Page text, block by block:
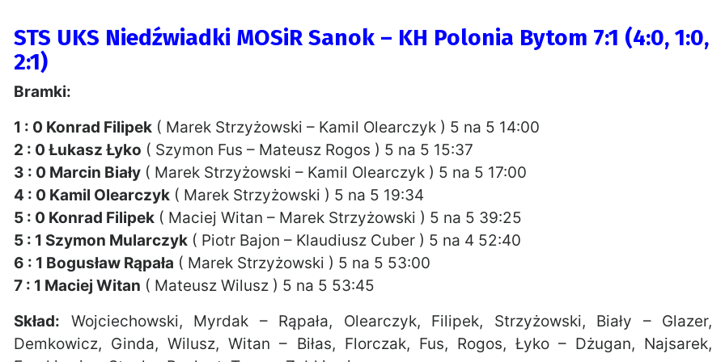
STS UKS Niedźwiadki MOSiR Sanok – KH Polonia Bytom 7:1 (4:0, 1:0,
2:1)
Bramki:
1 : 0 Konrad Filipek ( Marek Strzyżowski – Kamil Olearczyk ) 5 na 5 14:00
2 : 0 Łukasz Łyko ( Szymon Fus – Mateusz Rogos ) 5 na 5 15:37
3 : 0 Marcin Biały ( Marek Strzyżowski – Kamil Olearczyk ) 5 na 5 17:00
4 : 0 Kamil Olearczyk ( Marek Strzyżowski ) 5 na 5 19:34
5 : 0 Konrad Filipek ( Maciej Witan – Marek Strzyżowski ) 5 na 5 39:25
5 : 1 Szymon Mularczyk ( Piotr Bajon – Klaudiusz Cuber ) 5 na 4 52:40
6 : 1 Bogusław Rąpała ( Marek Strzyżowski ) 5 na 5 53:00
7 : 1 Maciej Witan ( Mateusz Wilusz ) 5 na 5 53:45
Skład: Wojciechowski, Myrdak – Rąpała, Olearczyk, Filipek, Strzyżowski, Biały – Glazer,
Demkowicz, Ginda, Wilusz, Witan – Biłas, Florczak, Fus, Rogos, Łyko – Dżugan, Najsarek,